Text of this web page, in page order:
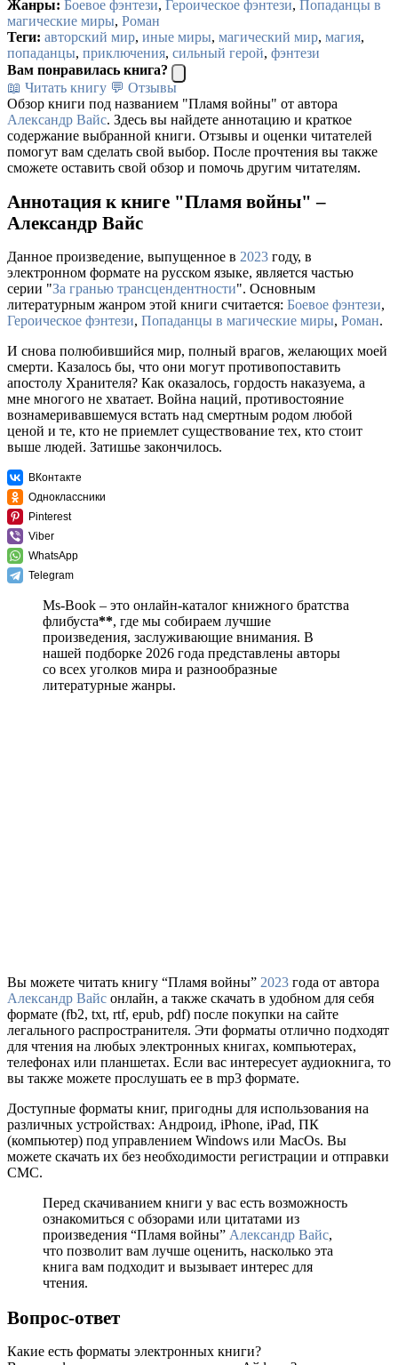
Жанры: Боевое фэнтези, Героическое фэнтези, Попаданцы в
магические миры, Роман
Теги: авторский мир, иные миры, магический мир, магия,
попаданцы, приключения, сильный герой, фэнтези
Вам понравилась книга?
📖 Читать книгу 💬 Отзывы
Обзор книги под названием "Пламя войны" от автора
Александр Вайс. Здесь вы найдете аннотацию и краткое
содержание выбранной книги. Отзывы и оценки читателей
помогут вам сделать свой выбор. После прочтения вы также
сможете оставить свой обзор и помочь другим читателям.
Аннотация к книге "Пламя войны" –
Александр Вайс
Данное произведение, выпущенное в 2023 году, в
электронном формате на русском языке, является частью
серии "За гранью трансцендентности". Основным
литературным жанром этой книги считается: Боевое фэнтези,
Героическое фэнтези, Попаданцы в магические миры, Роман.
И снова полюбившийся мир, полный врагов, желающих моей
смерти. Казалось бы, что они могут противопоставить
апостолу Хранителя? Как оказалось, гордость наказуема, а
мне многого не хватает. Война наций, противостояние
вознамеривавшемуся встать над смертным родом любой
ценой и те, кто не приемлет существование тех, кто стоит
выше людей. Затишье закончилось.
ВКонтакте
Одноклассники
Pinterest
Viber
WhatsApp
Telegram
Ms-Book – это онлайн-каталог книжного братства
флибуста**, где мы собираем лучшие
произведения, заслуживающие внимания. В
нашей подборке 2026 года представлены авторы
со всех уголков мира и разнообразные
литературные жанры.
Вы можете читать книгу “Пламя войны” 2023 года от автора
Александр Вайс онлайн, а также скачать в удобном для себя
формате (fb2, txt, rtf, epub, pdf) после покупки на сайте
легального распространителя. Эти форматы отлично подходят
для чтения на любых электронных книгах, компьютерах,
телефонах или планшетах. Если вас интересует аудиокнига, то
вы также можете прослушать ее в mp3 формате.
Доступные форматы книг, пригодны для использования на
различных устройствах: Андроид, iPhone, iPad, ПК
(компьютер) под управлением Windows или MacOs. Вы
можете скачать их без необходимости регистрации и отправки
СМС.
Перед скачиванием книги у вас есть возможность
ознакомиться с обзорами или цитатами из
произведения “Пламя войны” Александр Вайс,
что позволит вам лучше оценить, насколько эта
книга вам подходит и вызывает интерес для
чтения.
Вопрос-ответ
Какие есть форматы электронных книги?